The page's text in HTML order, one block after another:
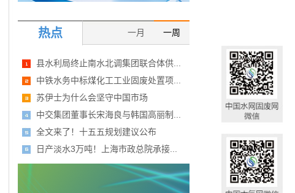
热点 一周
一月
县水利局终止南水北调集团联合体供...
中铁水务中标煤化工工业固废处置项...
苏伊士为什么会坚守中国市场
中交集团董事长宋海良与韩国高丽制...
全文来了！十五五规划建议公布
日产淡水3万吨！上海市政总院承接...